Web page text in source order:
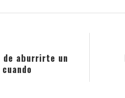
de aburrirte un